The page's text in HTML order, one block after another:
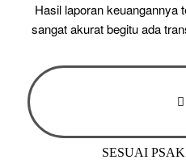
Hasil laporan keuangannya
sangat akurat begitu ada
SESUAI